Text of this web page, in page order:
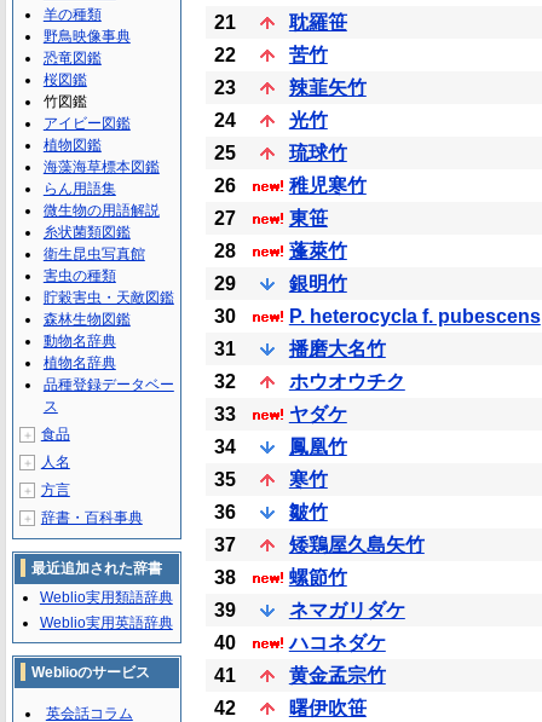
21
耽羅笹
22
苦竹
23
辣韮矢竹
24
光竹
25
琉球竹
26
稚児寒竹
27
東笹
28
蓬萊竹
29
銀明竹
30
P. heterocycla f. pubescens
31
播磨大名竹
32
ホウオウチク
33
ヤダケ
34
鳳凰竹
35
寒竹
36
皺竹
37
矮鶏屋久島矢竹
38
螺節竹
39
ネマガリダケ
40
ハコネダケ
41
黄金孟宗竹
42
曙伊吹笹
羊の種類
野鳥映像事典
恐竜図鑑
桜図鑑
竹図鑑
アイビー図鑑
植物図鑑
海藻海草標本図鑑
らん用語集
微生物の用語解説
糸状菌類図鑑
衛生昆虫写真館
害虫の種類
貯穀害虫・天敵図鑑
森林生物図鑑
動物名辞典
植物名辞典
品種登録データベー
ス
＋ 食品
＋ 人名
＋ 方言
＋ 辞書・百科事典
最近追加された辞書
Weblio実用類語辞典
Weblio実用英語辞典
Weblioのサービス
英会話コラム